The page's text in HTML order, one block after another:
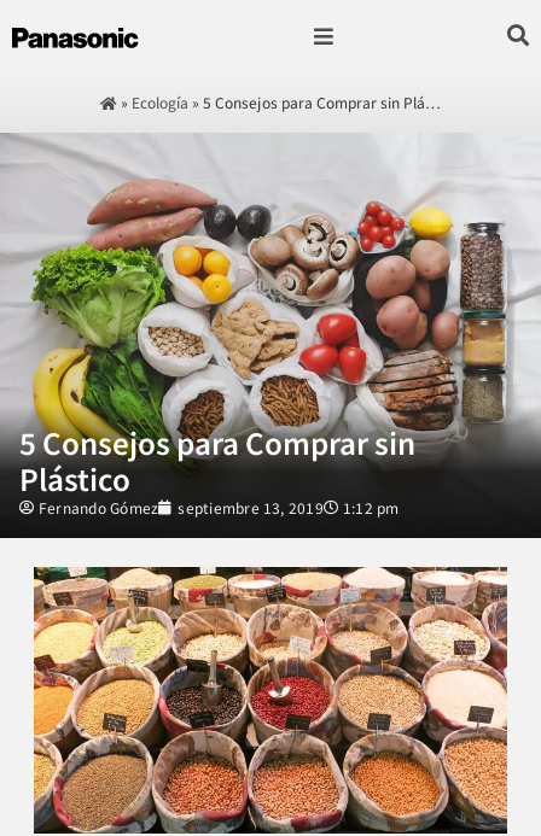
» Ecología »5 Consejos para Comprar sin Plá…
5 Consejos para Comprar sin
Plástico
Fernando Gómez septiembre 13, 2019 1:12 pm